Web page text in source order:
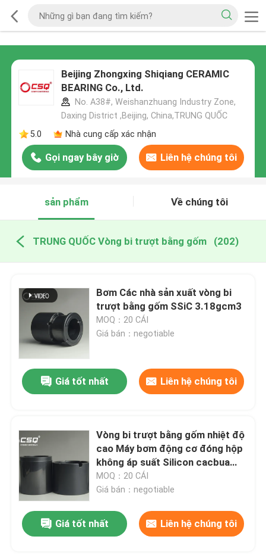
Beijing Zhongxing Shiqiang CERAMIC
BEARING Co., Ltd.
No. A38#, Weishanzhuang Industry Zone,
Daxing District ,Beijing, China,TRUNG QUỐC
5.0
Nhà cung cấp xác nhận
Gọi ngay bây giờ Liên hệ chúng tôi
sản phẩm Về chúng tôi
TRUNG QUỐC Vòng bi trượt bằng gốm (202)
Bơm Các nhà sản xuất vòng bi
trượt bằng gốm SSiC 3.18gcm3
MOQ：20 CÁI
Giá bán：negotiable
Giá tốt nhất Liên hệ chúng tôi
Vòng bi trượt bằng gốm nhiệt độ
cao Máy bơm động cơ đóng hộp
không áp suất Silicon cacbua
thiêu kết
MOQ：20 CÁI
Giá bán：negotiable
Giá tốt nhất Liên hệ chúng tôi